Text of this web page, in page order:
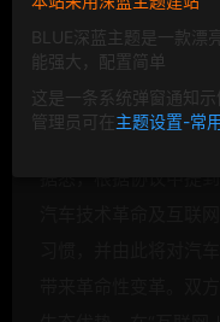
4月11日消息，神州
略合作协议，结成战
据悉，根据协议中提
BLUE深蓝主题是一款漂
能强大，配置简单
这是一条系统弹窗通知示
管理员可在主题设置-常